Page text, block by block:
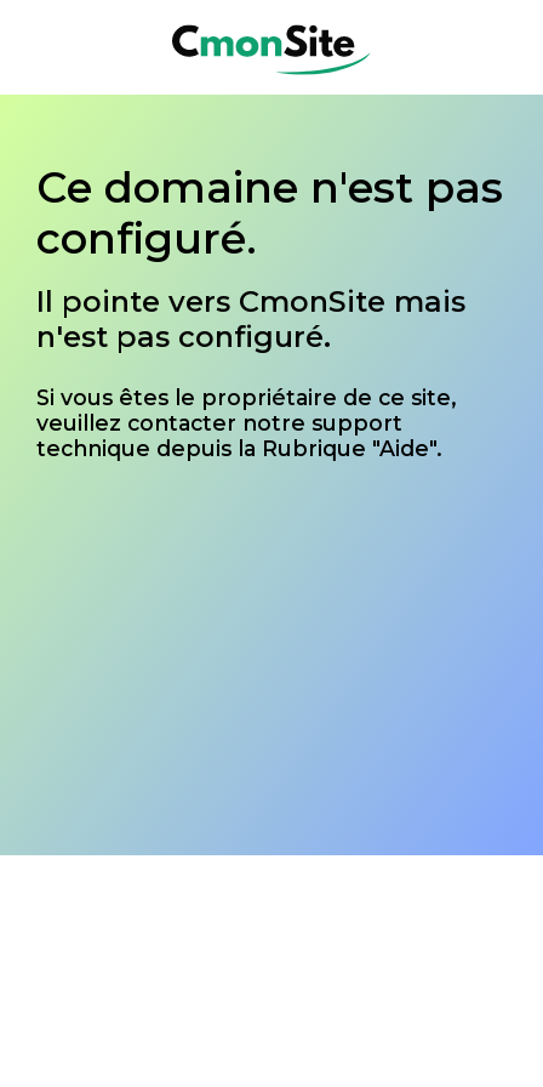
Ce domaine n'est pas
configuré.
Il pointe vers CmonSite mais
n'est pas configuré.
Si vous êtes le propriétaire de ce site,
veuillez contacter notre support
technique depuis la Rubrique "Aide".